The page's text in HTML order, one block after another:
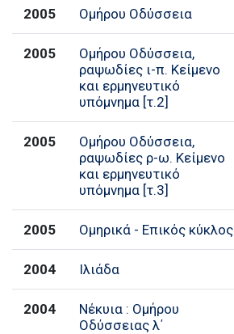
2005 Ομήρου Οδύσσεια
2005
Ομήρου Οδύσσεια,
ραψωδίες ι-π. Κείμενο
και ερμηνευτικό
υπόμνημα [τ.2]
2005
Ομήρου Οδύσσεια,
ραψωδίες ρ-ω. Κείμενο
και ερμηνευτικό
υπόμνημα [τ.3]
2005 Ομηρικά - Επικός κύκλος
2004 Ιλιάδα
2004
Νέκυια : Ομήρου
Οδύσσειας λ΄